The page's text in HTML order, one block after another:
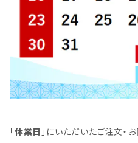
「休業日 」にいただいたご注文・